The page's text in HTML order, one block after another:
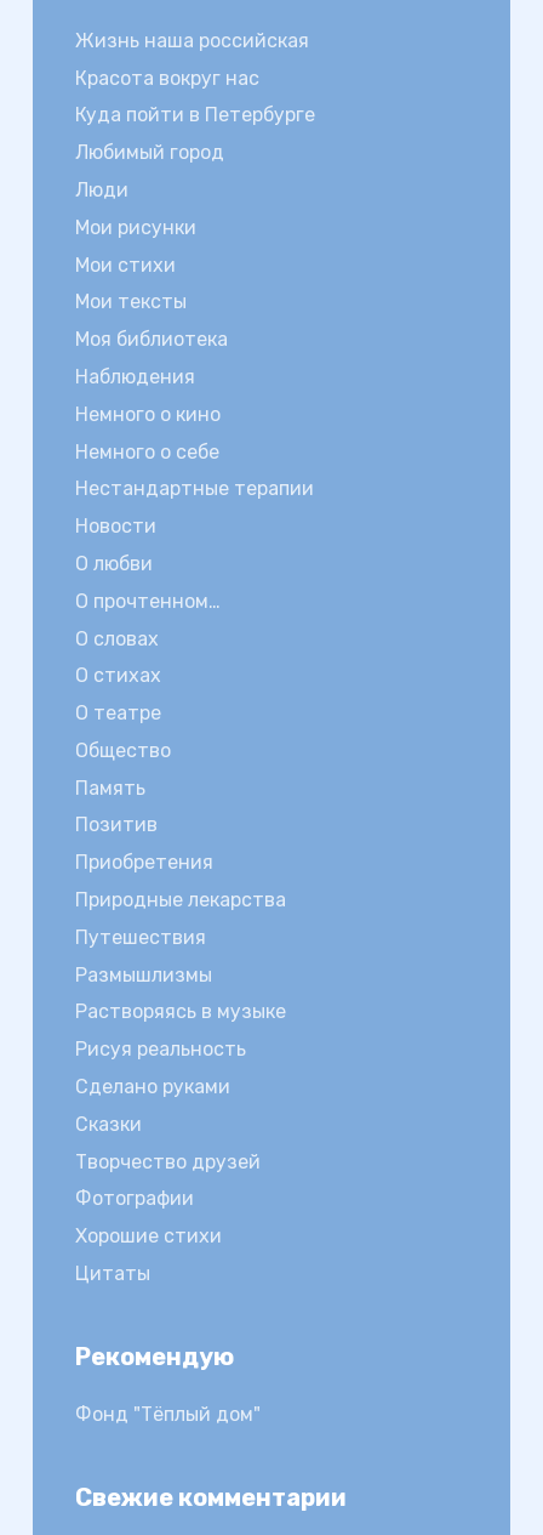
Жизнь наша российская
Красота вокруг нас
Куда пойти в Петербурге
Любимый город
Люди
Мои рисунки
Мои стихи
Мои тексты
Моя библиотека
Наблюдения
Немного о кино
Немного о себе
Нестандартные терапии
Новости
О любви
О прочтенном…
О словах
О стихах
О театре
Общество
Память
Позитив
Приобретения
Природные лекарства
Путешествия
Размышлизмы
Растворяясь в музыке
Рисуя реальность
Сделано руками
Сказки
Творчество друзей
Фотографии
Хорошие стихи
Цитаты
Рекомендую
Фонд "Тёплый дом"
Свежие комментарии